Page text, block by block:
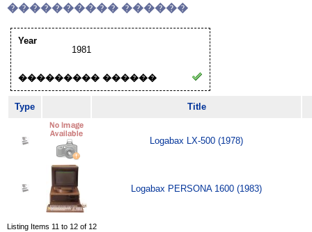
���������� ������
Year
1981
��������� ������
Type Title
Logabax LX-500 (1978)
Logabax PERSONA 1600 (1983)
Listing Items 11 to 12 of 12